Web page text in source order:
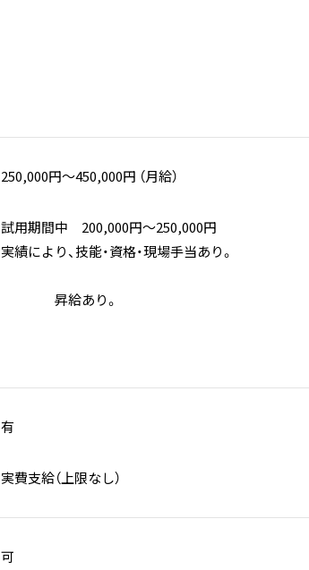
250,000円〜450,000円 （月給）
試用期間中 200,000円〜250,000円
実績により、技能・資格・
昇給あ
賞与あり、
有
実費支給（上限なし）
可